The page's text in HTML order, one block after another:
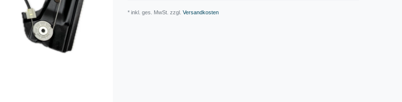
* inkl. ges. MwSt. zzgl. Versandkosten